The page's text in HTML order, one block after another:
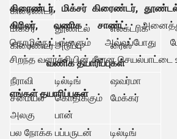
கிரைண்டர், மிக்சர் கிரைண்டர்,
கிரிலர், வணிக சாண்ட்அனைத்து
தொழில்நுட்பங்களும் அவ்வப்போது
சிறந்த வளர்ச்சியின் சீரான செயல்பாட்டை
எங்கள் தயாரிப்புகள்
கிரைண்டர்
மிக்சர்
கிரைண்டர்
தூண்டல்
அடுப்பு
எலக்ட்ரிக்
ரைஸ்
வணிக தயாரிப்புகள்
நீராவி
சமையல்
அலகு
டில்டிங்
கொதிக்கும்
பான்
ஷவர்மா
மேக்கர்
பல நோக்க பப்பருடன்
டில்டிங்